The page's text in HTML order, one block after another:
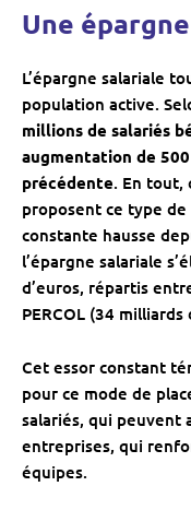
Une
L’épargne salariale
population active.
millions de salariés
augmentation de
précédente. En tout,
proposent ce type
constante hausse
l’épargne salariale
d’euros, répartis
PERCOL (34 milliards
Cet essor constant
pour ce mode de
salariés, qui peuvent
entreprises, qui
équipes.